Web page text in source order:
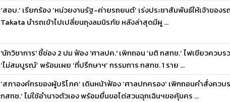
‘สอบ.’ เรียกร้อง ‘หน่วยงานรัฐ-ค่ายรถยนต์’ เร่งประชาสัมพันธ์ให้เจ้าขอ
Takata นำรถเข้าไปเปลี่ยนถุงลมนิรภัย หลังล่าสุดมีผู ...
'นักวิชาการ' ชี้ช่อง 2 ปม ฟ้อง 'ศาลปค.' เพิกถอน ‘มติ กสทช.’ ไฟเขียวควบร
‘ไม่สมบูรณ์’ พร้อมเผย ‘ที่ปรึกษาฯ’ กรรมการ กสทช. 1 ราย ...
‘สภาองค์กรของผู้บริโภค’ เดินหน้าฟ้อง ‘ศาลปกครอง’ เพิกถอนคำสั่งควบ
กสทช.’ ไม่ใช้อำนาจตัวเอง พร้อมยื่นขอไต่สวนฉุกเฉินฯขอคุ้มคร ...